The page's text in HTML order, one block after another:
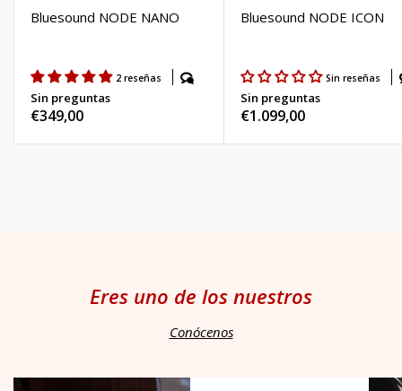
Bluesound NODE NANO
2 reseñas
Sin preguntas
Precio
€349,00
Bluesound NODE ICON
Sin reseñas
Sin preguntas
Precio
€1.099,00
Eres uno de los nuestros
Conócenos